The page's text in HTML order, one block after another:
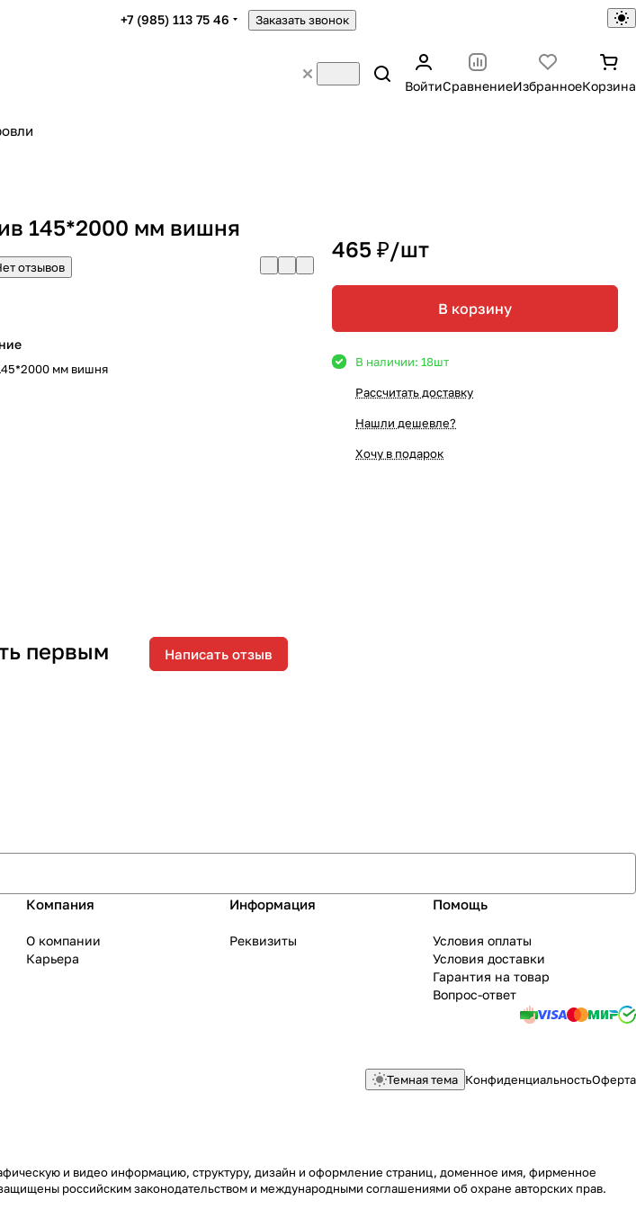
+7 (985) 113 75 46 Заказать звонок
ВойтиСравнениеИзбранноеКорзина
145*2000 мм вишня
отзывов
мм вишня
465 ₽/шт
В корзину
В наличии: 18шт
Рассчитать доставку
Нашли дешевле?
Хочу в подарок
первым Написать отзыв
Компания
О компании
Карьера
Информация
Реквизиты
Помощь
Условия оплаты
Условия доставки
Гарантия на товар
Вопрос-ответ
Темная тема КонфиденциальностьОферта
и видео информацию, структуру, дизайн и оформление страниц, доменное имя, фирменное
российским законодательством и международными соглашениями об охране авторских прав.